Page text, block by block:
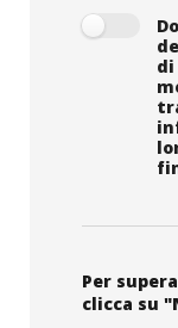
di
Per
clicca su